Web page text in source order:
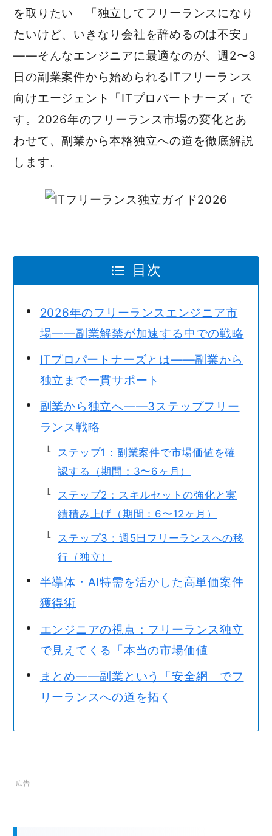
を取りたい」「独立してフリーランスになり
たいけど、いきなり会社を辞めるのは不安」
——そんなエンジニアに最適なのが、週2〜3
日の副業案件から始められるITフリーランス
向けエージェント「ITプロパートナーズ」で
す。2026年のフリーランス市場の変化とあ
わせて、副業から本格独立への道を徹底解説
します。
目次
2026年のフリーランスエンジニア市
場——副業解禁が加速する中での戦略
ITプロパートナーズとは——副業から
独立まで一貫サポート
副業から独立へ——3ステップフリー
ランス戦略
ステップ1：副業案件で市場価値を確
認する（期間：3〜6ヶ月）
ステップ2：スキルセットの強化と実
績積み上げ（期間：6〜12ヶ月）
ステップ3：週5日フリーランスへの移
行（独立）
半導体・AI特需を活かした高単価案件
獲得術
エンジニアの視点：フリーランス独立
で見えてくる「本当の市場価値」
まとめ——副業という「安全網」でフ
リーランスへの道を拓く